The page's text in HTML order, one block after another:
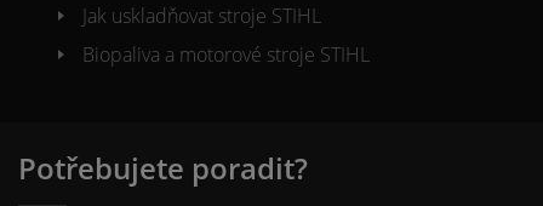
Jak uskladňovat stroje STIHL
Biopaliva a motorové stroje STIHL
Potřebujete poradit?